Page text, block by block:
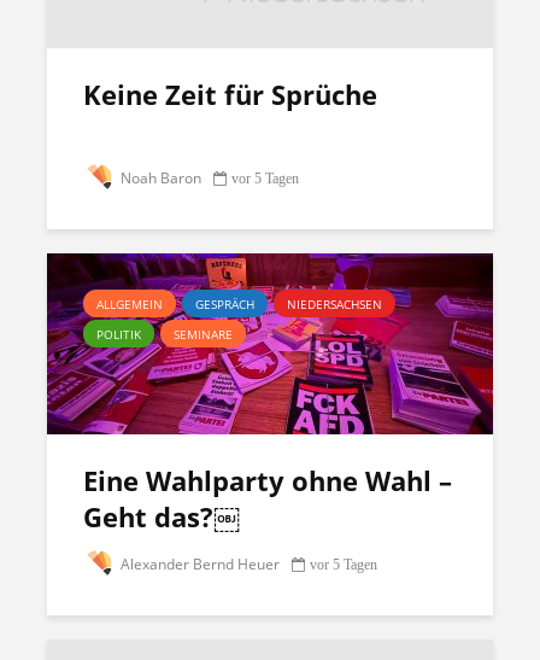
Keine Zeit für Sprüche
Noah Baron vor 5 Tagen
ALLGEMEIN GESPRÄCH
NIEDERSACHSEN
POLITIK
SEMINARE
Eine Wahlparty ohne Wahl –
Geht das?￼
Alexander Bernd Heuer vor 5 Tagen